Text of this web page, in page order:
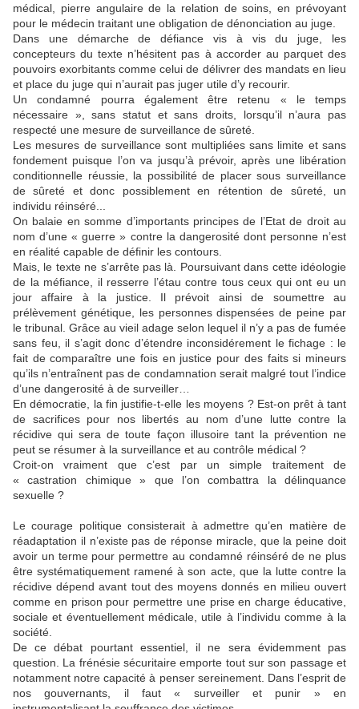
médical, pierre angulaire de la relation de soins, en prévoyant
pour le médecin traitant une obligation de dénonciation au juge.
Dans une démarche de défiance vis à vis du juge, les
concepteurs du texte n’hésitent pas à accorder au parquet des
pouvoirs exorbitants comme celui de délivrer des mandats en lieu
et place du juge qui n’aurait pas juger utile d’y recourir.
Un condamné pourra également être retenu « le temps
nécessaire », sans statut et sans droits, lorsqu’il n’aura pas
respecté une mesure de surveillance de sûreté.
Les mesures de surveillance sont multipliées sans limite et sans
fondement puisque l’on va jusqu’à prévoir, après une libération
conditionnelle réussie, la possibilité de placer sous surveillance
de sûreté et donc possiblement en rétention de sûreté, un
individu réinséré...
On balaie en somme d’importants principes de l’Etat de droit au
nom d’une « guerre » contre la dangerosité dont personne n’est
en réalité capable de définir les contours.
Mais, le texte ne s’arrête pas là. Poursuivant dans cette idéologie
de la méfiance, il resserre l’étau contre tous ceux qui ont eu un
jour affaire à la justice. Il prévoit ainsi de soumettre au
prélèvement génétique, les personnes dispensées de peine par
le tribunal. Grâce au vieil adage selon lequel il n’y a pas de fumée
sans feu, il s’agit donc d’étendre inconsidérement le fichage : le
fait de comparaître une fois en justice pour des faits si mineurs
qu’ils n’entraînent pas de condamnation serait malgré tout l’indice
d’une dangerosité à de surveiller…
En démocratie, la fin justifie-t-elle les moyens ? Est-on prêt à tant
de sacrifices pour nos libertés au nom d’une lutte contre la
récidive qui sera de toute façon illusoire tant la prévention ne
peut se résumer à la surveillance et au contrôle médical ?
Croit-on vraiment que c’est par un simple traitement de
« castration chimique » que l’on combattra la délinquance
sexuelle ?
Le courage politique consisterait à admettre qu’en matière de
réadaptation il n’existe pas de réponse miracle, que la peine doit
avoir un terme pour permettre au condamné réinséré de ne plus
être systématiquement ramené à son acte, que la lutte contre la
récidive dépend avant tout des moyens donnés en milieu ouvert
comme en prison pour permettre une prise en charge éducative,
sociale et éventuellement médicale, utile à l’individu comme à la
société.
De ce débat pourtant essentiel, il ne sera évidemment pas
question. La frénésie sécuritaire emporte tout sur son passage et
notamment notre capacité à penser sereinement. Dans l’esprit de
nos gouvernants, il faut « surveiller et punir » en